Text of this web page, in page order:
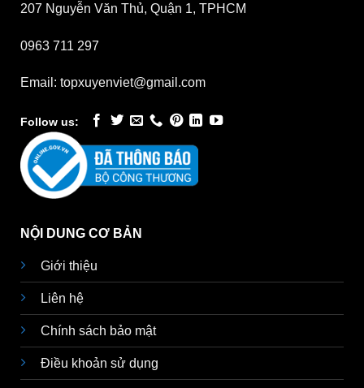
207 Nguyễn Văn Thủ, Quận 1, TPHCM
0963 711 297
Email: topxuyenviet@gmail.com
Follow us:
NỘI DUNG CƠ BẢN
Giới thiệu
Liên hệ
Chính sách bảo mật
Điều khoản sử dụng